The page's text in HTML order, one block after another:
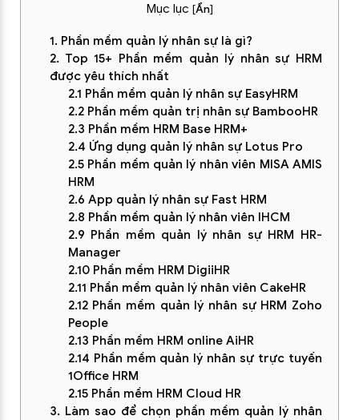
Mục lục [Ẩn]
1. Phần mềm quản lý nhân sự là gì?
2. Top 15+ Phần mềm quản lý nhân sự HRM
được yêu thích nhất
2.1 Phần mềm quản lý nhân sự EasyHRM
2.2 Phần mềm quản trị nhân sự BambooHR
2.3 Phần mềm HRM Base HRM+
2.4 Ứng dụng quản lý nhân sự Lotus Pro
2.5 Phần mềm quản lý nhân viên MISA AMIS
HRM
2.6 App quản lý nhân sự Fast HRM
2.8 Phần mềm quản lý nhân viên IHCM
2.9 Phần mềm quản lý nhân sự HRM HR-
Manager
2.10 Phần mềm HRM DigiiHR
2.11 Phần mềm quản lý nhân viên CakeHR
2.12 Phần mềm quản lý nhân sự HRM Zoho
People
2.13 Phần mềm HRM online AiHR
2.14 Phần mềm quản lý nhân sự trực tuyến
1Office HRM
2.15 Phần mềm HRM Cloud HR
3. Làm sao để chọn phần mềm quản lý nhân